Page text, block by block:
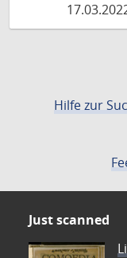
Hilfe zur
Just scanned